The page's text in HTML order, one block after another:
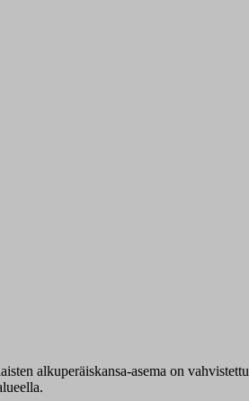
alkuperäiskansa-asema on vahvistettu